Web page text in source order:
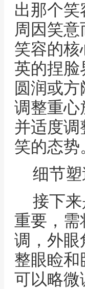
出那个
周因笑
笑容的
英的捏脸
圆润或
调整重心
并适度
笑的态势
细节
接下
重要，需
调，外眼
整眼睑
可以略微